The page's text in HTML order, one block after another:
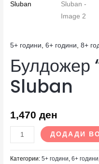
5+ години ,6+ години ,8+
Булдожер
Sluban
1,470ден
ДОДАДИ
Категории:5+ години ,6+ години